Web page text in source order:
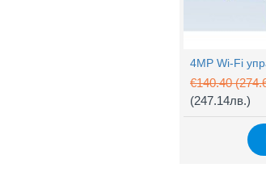
€140.40
(247.14лв.)